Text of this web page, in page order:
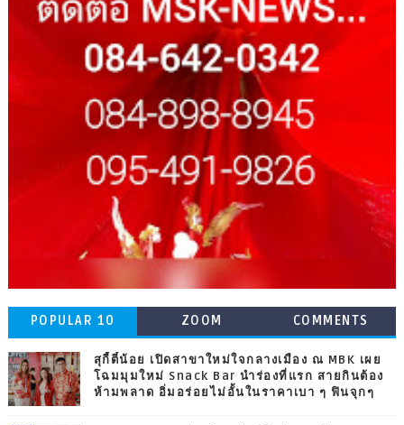
POPULAR 10 ZOOM COMMENTS
สุกี้ตี๋น้อย เปิดสาขาใหม่ใจกลางเมือง ณ MBK เผย
โฉมมุมใหม่ Snack Bar นำร่องที่แรก สายกินต้อง
ห้ามพลาด อิ่มอร่อยไม่อั้นในราคาเบา ๆ ฟินจุกๆ